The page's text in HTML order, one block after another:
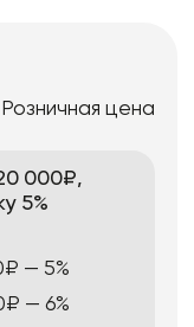
Розничная цена
000₽,
5%
— 5%
— 6%